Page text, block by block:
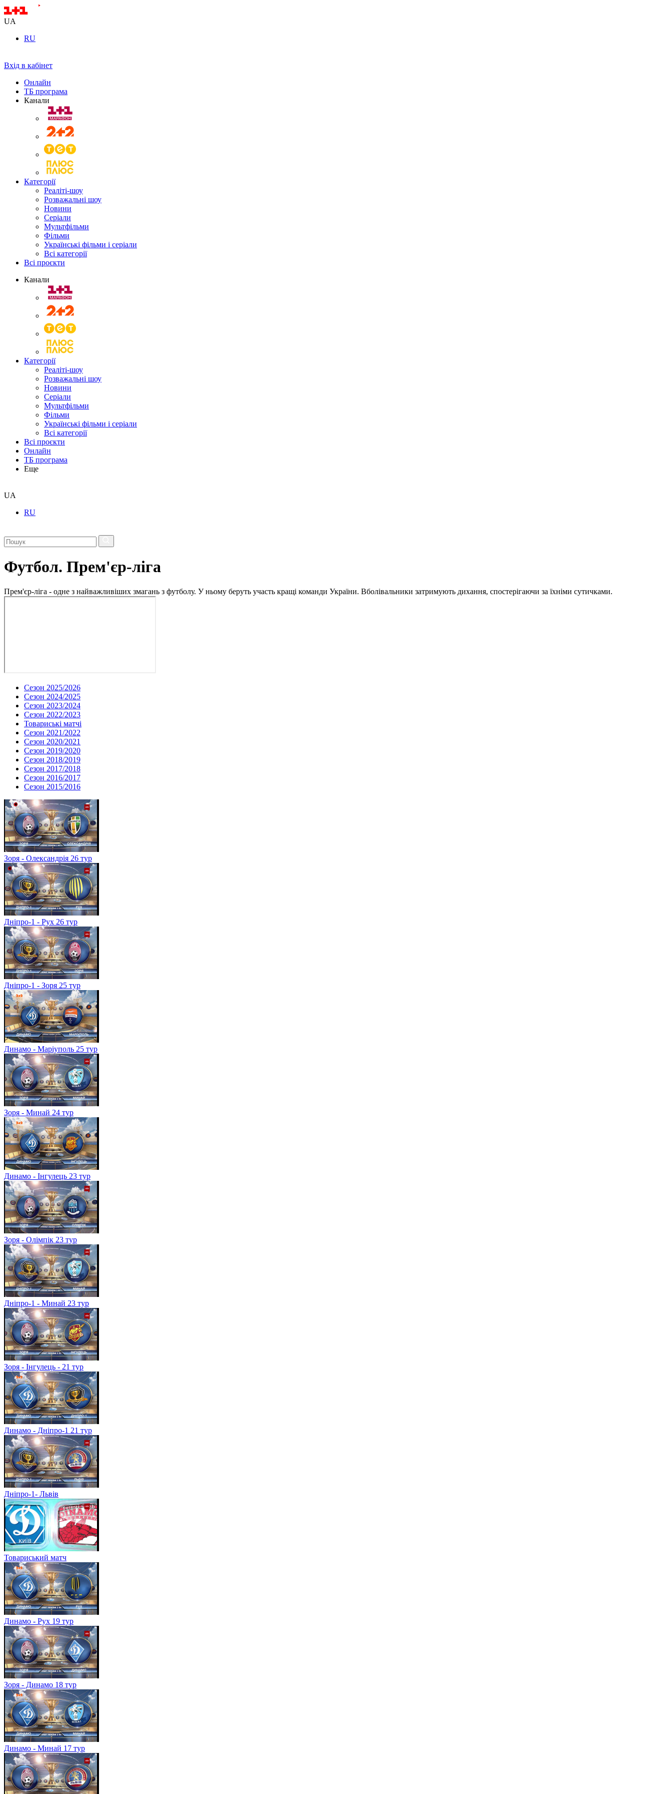
UA
RU
Вхід в кабінет
Онлайн
ТБ програма
Канали
Категорії
Реаліті-шоу
Розважальні шоу
Новини
Серіали
Мультфільми
Фільми
Українські фільми і серіали
Всі категорії
Всі проєкти
Канали
Категорії
Реаліті-шоу
Розважальні шоу
Новини
Серіали
Мультфільми
Фільми
Українські фільми і серіали
Всі категорії
Всі проєкти
Онлайн
ТБ програма
Еще
UA
RU
Футбол. Прем'єр-ліга
Прем'єр-ліга - одне з найважливіших змагань з футболу. У ньому беруть участь кращі команди України. Вболівальники затримують дихання, спостерігаючи за їхніми сутичками.
Сезон 2025/2026
Сезон 2024/2025
Сезон 2023/2024
Сезон 2022/2023
Товариські матчі
Сезон 2021/2022
Сезон 2020/2021
Сезон 2019/2020
Сезон 2018/2019
Сезон 2017/2018
Сезон 2016/2017
Сезон 2015/2016
Зоря - Олександрія 26 тур
Дніпро-1 - Рух 26 тур
Дніпро-1 - Зоря 25 тур
Динамо - Маріуполь 25 тур
Зоря - Минай 24 тур
Динамо - Інгулець 23 тур
Зоря - Олімпік 23 тур
Дніпро-1 - Минай 23 тур
Зоря - Інгулець - 21 тур
Динамо - Дніпро-1 21 тур
Дніпро-1- Львів
Товариський матч
Динамо - Рух 19 тур
Зоря - Динамо 18 тур
Динамо - Минай 17 тур